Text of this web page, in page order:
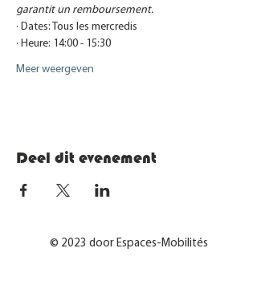
garantit un remboursement.
· Dates: Tous les mercredis
· Heure: 14:00 - 15:30
Meer weergeven
Deel dit evenement
© 2023 door Espaces-Mobilités